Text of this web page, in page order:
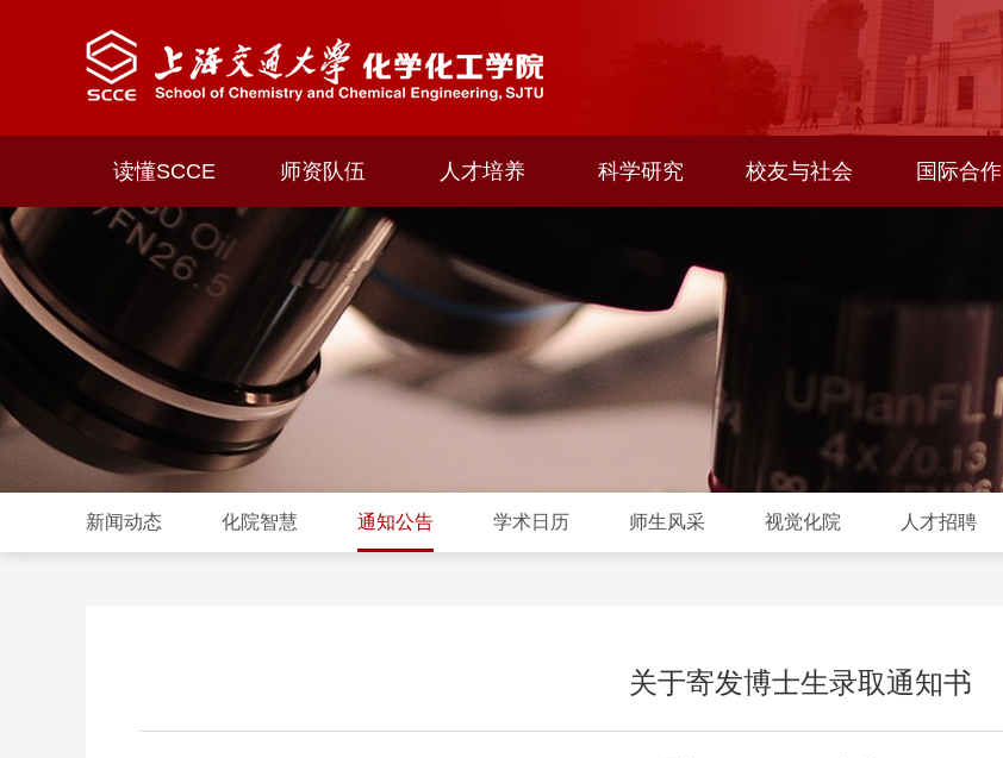
读懂SCCE 师资队伍 人才培养 科学研究 校友与社会 国际合作
新闻动态 化院智慧 通知公告 学术日历 师生风采 视觉化院 人才招聘
关于寄发博士生录取通知书